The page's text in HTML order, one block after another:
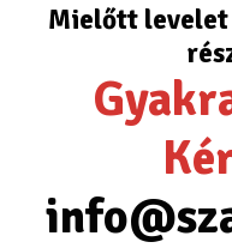
Mielőtt levelet